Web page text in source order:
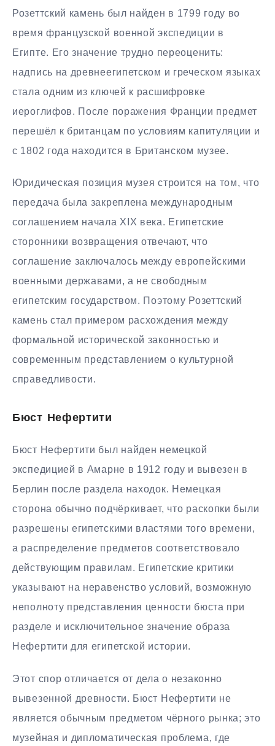
Розеттский камень был найден в 1799 году во
время французской военной экспедиции в
Египте. Его значение трудно переоценить:
надпись на древнеегипетском и греческом языках
стала одним из ключей к расшифровке
иероглифов. После поражения Франции предмет
перешёл к британцам по условиям капитуляции и
с 1802 года находится в Британском музее.
Юридическая позиция музея строится на том, что
передача была закреплена международным
соглашением начала XIX века. Египетские
сторонники возвращения отвечают, что
соглашение заключалось между европейскими
военными державами, а не свободным
египетским государством. Поэтому Розеттский
камень стал примером расхождения между
формальной исторической законностью и
современным представлением о культурной
справедливости.
Бюст Нефертити
Бюст Нефертити был найден немецкой
экспедицией в Амарне в 1912 году и вывезен в
Берлин после раздела находок. Немецкая
сторона обычно подчёркивает, что раскопки были
разрешены египетскими властями того времени,
а распределение предметов соответствовало
действующим правилам. Египетские критики
указывают на неравенство условий, возможную
неполноту представления ценности бюста при
разделе и исключительное значение образа
Нефертити для египетской истории.
Этот спор отличается от дела о незаконно
вывезенной древности. Бюст Нефертити не
является обычным предметом чёрного рынка; это
музейная и дипломатическая проблема, где